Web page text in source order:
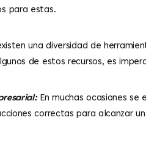
para estas.
una diversidad de
de estos recursos, es
En muchas ocasiones se
correctas para alcanzar